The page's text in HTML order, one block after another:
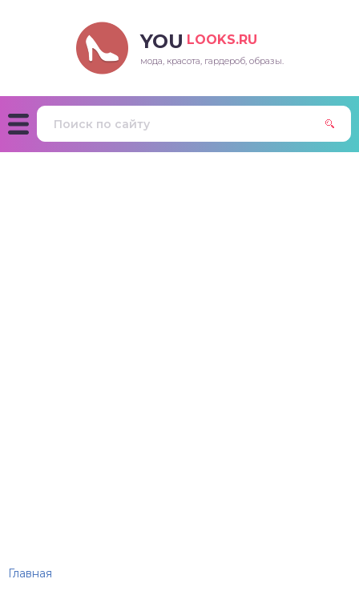
YOU LOOKS.RU
мода, красота, гардероб, образы.
Главная